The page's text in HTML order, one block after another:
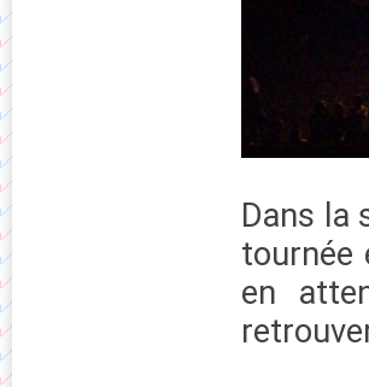
Dans la
tournée
en